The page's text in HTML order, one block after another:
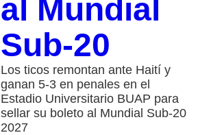
al Mundial
Sub-20
Los ticos remontan ante Haití y
ganan 5-3 en penales en el
Estadio Universitario BUAP para
sellar su boleto al Mundial Sub-20
2027